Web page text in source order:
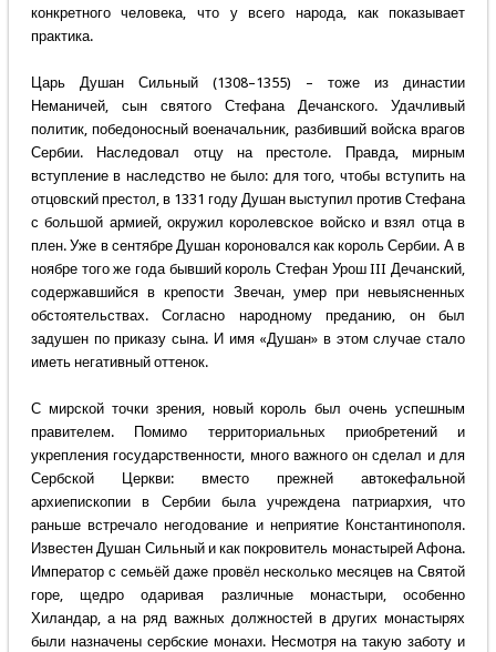
конкретного человека, что у всего народа, как показывает
практика.
Царь Душан Сильный (1308–1355) – тоже из династии
Неманичей, сын святого Стефана Дечанского. Удачливый
политик, победоносный военачальник, разбивший войска врагов
Сербии. Наследовал отцу на престоле. Правда, мирным
вступление в наследство не было: для того, чтобы вступить на
отцовский престол, в 1331 году Душан выступил против Стефана
с большой армией, окружил королевское войско и взял отца в
плен. Уже в сентябре Душан короновался как король Сербии. А в
ноябре того же года бывший король Стефан Урош III Дечанский,
содержавшийся в крепости Звечан, умер при невыясненных
обстоятельствах. Согласно народному преданию, он был
задушен по приказу сына. И имя «Душан» в этом случае стало
иметь негативный оттенок.
С мирской точки зрения, новый король был очень успешным
правителем. Помимо территориальных приобретений и
укрепления государственности, много важного он сделал и для
Сербской Церкви: вместо прежней автокефальной
архиепископии в Сербии была учреждена патриархия, что
раньше встречало негодование и неприятие Константинополя.
Известен Душан Сильный и как покровитель монастырей Афона.
Император с семьёй даже провёл несколько месяцев на Святой
горе, щедро одаривая различные монастыри, особенно
Хиландар, а на ряд важных должностей в других монастырях
были назначены сербские монахи. Несмотря на такую заботу и